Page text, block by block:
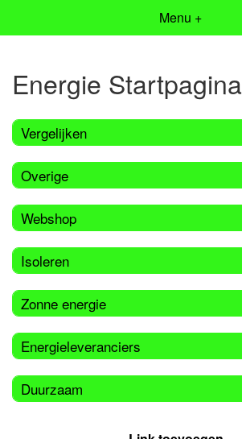
Menu +
Energie Startpagina
Vergelijken
Overige
Webshop
Isoleren
Zonne energie
Energieleveranciers
Duurzaam